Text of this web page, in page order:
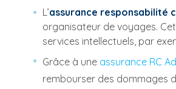
L’assurance responsabilité
organisateur de voyages.
services intellectuels, par
Grâce à une assurance RC
rembourser des dommages